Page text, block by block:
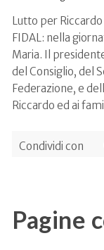
Lutto per
FIDAL: nella
Maria. Il
del Consiglio, del
Federazione, e
Riccardo ed ai
Condividi con
Pagine